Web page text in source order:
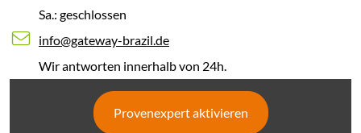
Sa.: geschlossen
info@gateway-brazil.de
Wir antworten innerhalb von 24h.
Provenexpert aktivieren